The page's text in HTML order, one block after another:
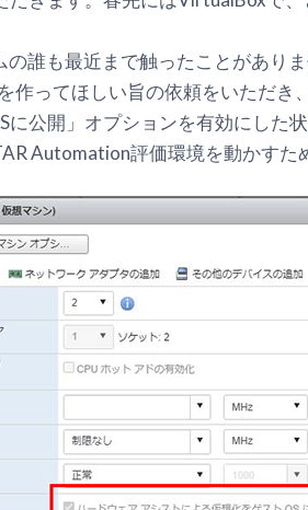
誰も最近まで触ったことがあり
ってほしい旨の依頼をいただき
公開」オプションを有効にした
Automation評価環境を動かすた